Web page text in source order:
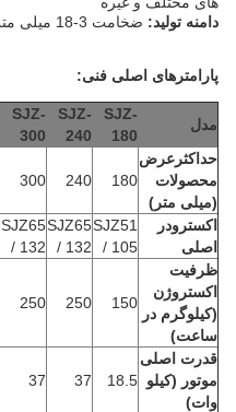
دامنه تولید: ضخامت 3-18 میلی متر ، عرض 1220 میلی متر
پارامترهای اصلی فنی:
مدل
SJZ-
180
SJZ-
240
SJZ-
300
حداکثرعرض
محصولات
(میلی متر)
180
240
300
اکسترودر
اصلی
SJZ51
/ 105
SJZ65
/ 132
SJZ65
/ 132
ظرفیت
اکستروژن
(کیلوگرم در
ساعت)
150
250
250
قدرت اصلی
موتور (کیلو
وات)
18.5
37
37